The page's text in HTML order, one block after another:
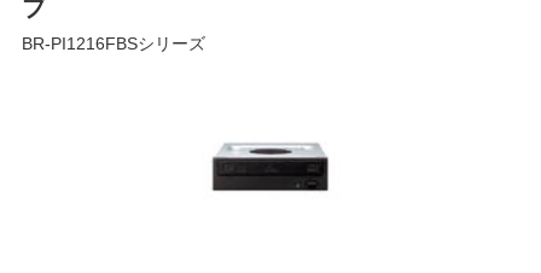
BR-PI1216FBSシリーズ